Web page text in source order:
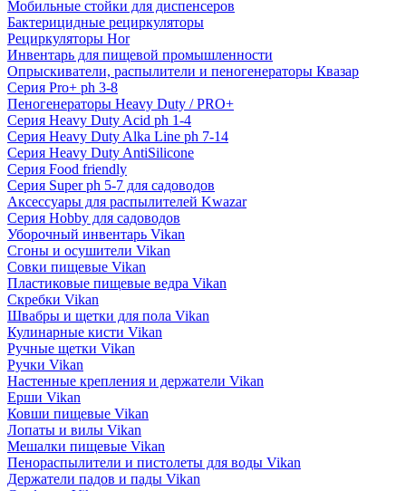
Мобильные стойки для диспенсеров
Бактерицидные рециркуляторы
Рециркуляторы Hor
Инвентарь для пищевой промышленности
Опрыскиватели, распылители и пеногенераторы Квазар
Серия Pro+ ph 3-8
Пеногенераторы Heavy Duty / PRO+
Серия Heavy Duty Acid ph 1-4
Серия Heavy Duty Alka Line ph 7-14
Серия Heavy Duty AntiSilicone
Серия Food friendly
Серия Super ph 5-7 для садоводов
Аксессуары для распылителей Kwazar
Серия Hobby для садоводов
Уборочный инвентарь Vikan
Сгоны и осушители Vikan
Совки пищевые Vikan
Пластиковые пищевые ведра Vikan
Скребки Vikan
Швабры и щетки для пола Vikan
Кулинарные кисти Vikan
Ручные щетки Vikan
Ручки Vikan
Настенные крепления и держатели Vikan
Ерши Vikan
Ковши пищевые Vikan
Лопаты и вилы Vikan
Мешалки пищевые Vikan
Пенораспылители и пистолеты для воды Vikan
Держатели падов и пады Vikan